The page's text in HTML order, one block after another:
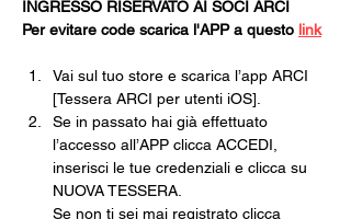
INGRESSO RISERVATO AI SOCI ARCI
Per evitare code scarica l'APP a questo link
Vai sul tuo store e scarica l’app ARCI
[Tessera ARCI per utenti iOS].
Se in passato hai già effettuato
l’accesso all’APP clicca ACCEDI,
inserisci le tue credenziali e clicca su
NUOVA TESSERA.
Se non ti sei mai registrato clicca